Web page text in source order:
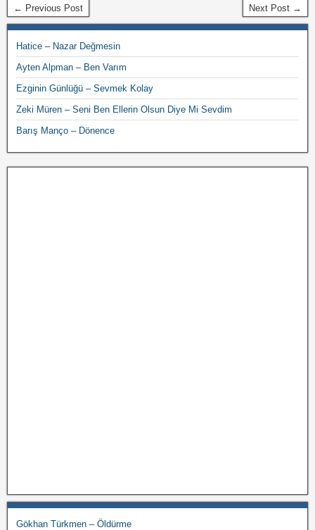
← Previous Post Next Post →
Hatice – Nazar Değmesin
Ayten Alpman – Ben Varım
Ezginin Günlüğü – Sevmek Kolay
Zeki Müren – Seni Ben Ellerin Olsun Diye Mi Sevdim
Barış Manço – Dönence
Gökhan Türkmen – Öldürme